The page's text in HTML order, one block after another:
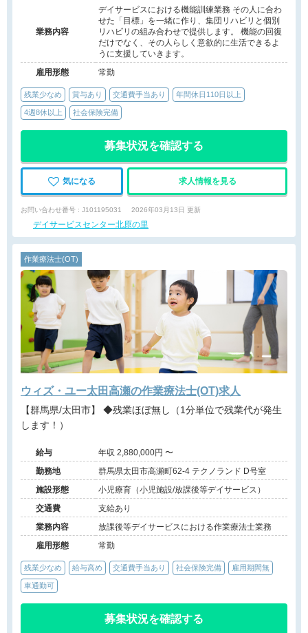
業務内容
デイサービスにおける機能訓練業務 その人に合わ
せた「目標」を一緒に作り、集団リハビリと個別
リハビリの組み合わせで提供します。 機能の回復
だけでなく、その人らしく意欲的に生活できるよ
うに支援していきます。
雇用形態
常勤
残業少なめ 賞与あり 交通費手当あり 年間休日110日以上
4週8休以上 社会保険完備
募集状況を確認する
気になる 求人情報を見る
お問い合わせ番号 : J101195031 2026年03月13日 更新
デイサービスセンター北原の里
作業療法士(OT)
ウィズ・ユー太田高瀬の作業療法士(OT)求人
【群馬県/太田市】 ◆残業ほぼ無し（1分単位で残業代が発生
します！）
給与
年収 2,880,000円 〜
勤務地
群馬県太田市高瀬町62-4 テクノランド D号室
施設形態
小児療育（小児施設/放課後等デイサービス）
交通費
支給あり
業務内容
放課後等デイサービスにおける作業療法士業務
雇用形態
常勤
残業少なめ 給与高め 交通費手当あり 社会保険完備 雇用期間無
車通勤可
募集状況を確認する